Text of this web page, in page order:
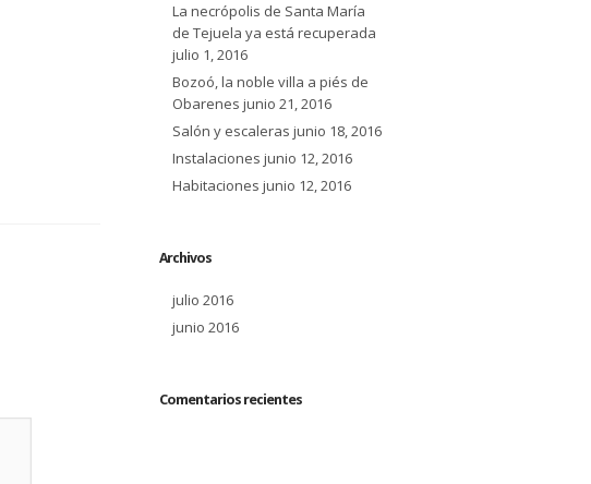
La necrópolis de Santa María
de Tejuela ya está recuperada
julio 1, 2016
Bozoó, la noble villa a piés de
Obarenes junio 21, 2016
Salón y escaleras junio 18, 2016
Instalaciones junio 12, 2016
Habitaciones junio 12, 2016
Archivos
julio 2016
junio 2016
Comentarios recientes